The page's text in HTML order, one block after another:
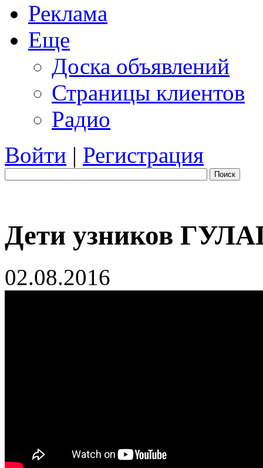
Реклама
Еще
Доска объявлений
Страницы клиентов
Радио
Войти | Регистрация
Поиск
Дети узников
02.08.2016